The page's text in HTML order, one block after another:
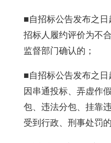
■自招标公告发布之
招标人履约评价为不
监督部门确认的；
■自招标公告发布之日
因串通投标、弄虚作
包、违法分包、挂靠
受到行政、刑事处罚的